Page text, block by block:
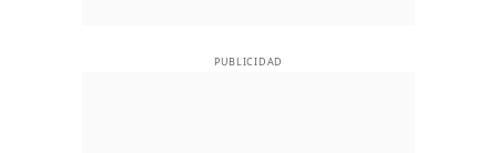
PUBLICIDAD